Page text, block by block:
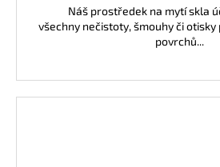
Náš prostředek na mytí skla
všechny nečistoty, šmouhy či
povrchů...